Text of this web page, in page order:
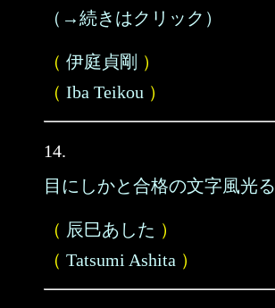
（→続きはクリック）
（ 伊庭貞剛 ）
（ Iba Teikou ）
14.
目にしかと合格の文字風光る
（ 辰巳あした ）
（ Tatsumi Ashita ）